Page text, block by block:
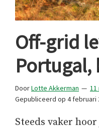
Off-grid
Portugal,
DoorLotte Akkerman
11
Gepubliceerd op 4 februari
Steeds vaker